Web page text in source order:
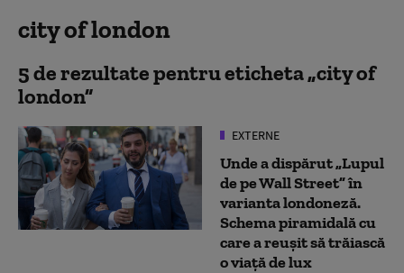
city of london
5 de rezultate pentru eticheta city of
london
EXTERNE
Unde a dispărut „Lupul
de pe Wall Street” în
varianta londoneză.
Schema piramidală cu
care a reușit să trăiască
o viață de lux